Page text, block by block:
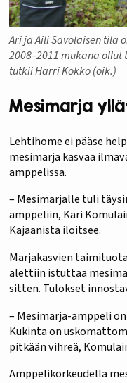
Ari ja Aili Savolaisen tila
2008–2011 mukana
tutkii Harri Kokko (oik.)
Mesimarja
Lehtihome ei pääse
mesimarja kasvaa
amppelissa.
– Mesimarjalle tuli
amppeliin, Kari
Kajaanista iloitsee.
Marjakasvien
alettiin istuttaa
sitten. Tulokset
– Mesimarja-amppeli
Kukinta on
pitkään vihreä,
Amppelikorkeudella